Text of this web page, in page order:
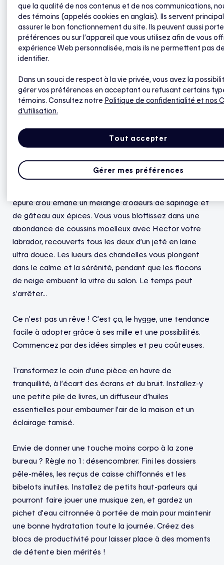
Le mot « hygge » vient du vieux norvégien, et veut dire
« bien-être ». Apparu au Danemark au 18e siècle, il a vite
été adopté par les habitants du pays de la petite
sirène, où l’indice de bonheur est l’un des plus élevés !
Gemütlichkeit en Allemagne et le cocooning à la
franglaise. Mais rien n’équivaut au hygge, qui prône
l’instant présent, la gratitude et la simplicité, et l’être
Bulle de bonheur
épuré d’où émane un mélange d’odeurs de sapinage et
de gâteau aux épices. Vous vous blottissez dans une
abondance de coussins moelleux avec Hector votre
labrador, recouverts tous les deux d’un jeté en laine
ultra douce. Les lueurs des chandelles vous plongent
dans le calme et la sérénité, pendant que les flocons
de neige embuent la vitre du salon. Le temps peut
s’arrêter…
Ce n’est pas un rêve ! C’est ça, le hygge, une tendance
facile à adopter grâce à ses mille et une possibilités.
Commencez par des idées simples et peu coûteuses.
Transformez le coin d’une pièce en havre de
tranquillité, à l’écart des écrans et du bruit. Installez-y
une petite pile de livres, un diffuseur d’huiles
essentielles pour embaumer l’air de la maison et un
éclairage tamisé.
Envie de donner une touche moins corpo à la zone
bureau ? Règle no 1 : désencombrer. Fini les dossiers
pêle-mêles, les reçus de caisse chiffonnés et les
bibelots inutiles. Installez de petits haut-parleurs qui
pourront faire jouer une musique zen, et gardez un
pichet d’eau citronnée à portée de main pour maintenir
une bonne hydratation toute la journée. Créez des
blocs de productivité pour laisser place à des moments
de détente bien mérités !
que la qualité de nos contenus et de nos communications,
des témoins (appelés cookies en anglais). Ils servent
assurer le bon fonctionnement du site. Ils peuvent aussi
préférences ou sur l’appareil que vous utilisez afin de vous
expérience Web personnalisée, mais ils ne permettent pas
identifier.
Dans un souci de respect à la vie privée, vous avez la
gérer vos préférences en acceptant ou refusant certains
témoins. Consultez notre Politique de confidentialité et nos
d'utilisation.
Tout accepter
Gérer mes préférences